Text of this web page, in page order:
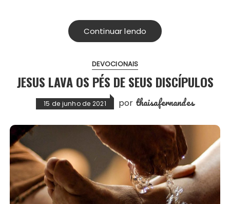
Continuar lendo
DEVOCIONAIS
JESUS LAVA OS PÉS DE SEUS DISCÍPULOS
15 de junho de 2021 por thaisafernandes